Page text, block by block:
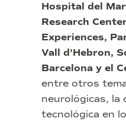
Hospital del
Research
Experiences,
Vall d’Hebron,
Barcelona y el
entre otros
neurológicas, la
tecnológica en